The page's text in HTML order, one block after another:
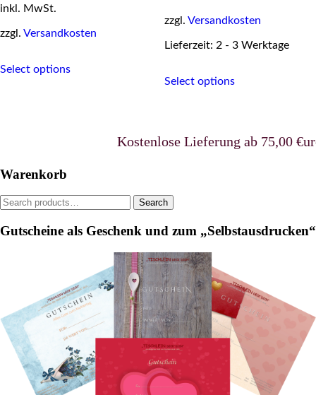
was:
inkl. MwSt.
zzgl. Versandkosten
Select optionsproduct
the
page
zzgl. Versandkosten
Lieferzeit: 2 - 3 Werktage
Select optionsproduct
The
options
product
Kostenlose Lieferung ab 75,00 €uro
Warenkorb
Search
Search
Gutscheine als Geschenk und zum „Selbstausdrucken“